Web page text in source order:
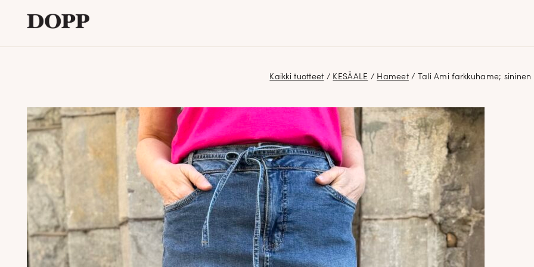
Tyyliblogi
Brändi
Avaa
alavalikko
Yhteystiedot
Kaikki tuotteet / KESÄALE / Hameet/ Tali Ami farkkuhame; sininen